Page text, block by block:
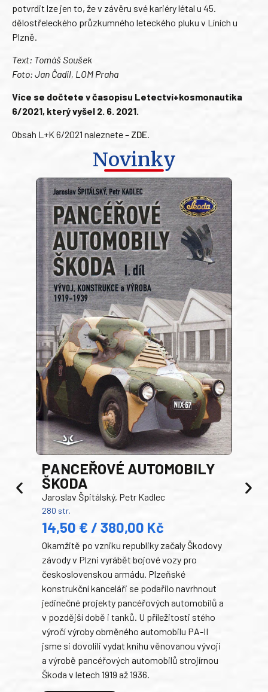
potvrdit lze jen to, že v závěru své kariéry létal u 45.
dělostřeleckého průzkumného leteckého pluku v Líních u
Plzně.
Text: Tomáš Soušek
Foto: Jan Čadil, LOM Praha
Více se dočtete v časopisu Letectví+kosmonautika
6/2021, který vyšel 2. 6. 2021.
Obsah L+K 6/2021 naleznete – ZDE
Novinky
PANCEŘOVÉ AUTOMOBILY
ŠKODA
Jaroslav Špitálský, Petr Kadlec
280 str.
14,50 € / 380,00 Kč
Okamžitě po vzniku republiky začaly Škodovy
závody v Plzni vyrábět bojové vozy pro
československou armádu. Plzeňské
konstrukční kanceláři se podařilo navrhnout
jedinečné projekty pancéřových automobilů a
v pozdější době i tanků. U příležitosti stého
výročí výroby obrněného automobilu PA-II
jsme si dovolili vydat knihu věnovanou vývoji
a výrobě pancéřových automobilů strojírnou
Škoda v letech 1919 až 1936.